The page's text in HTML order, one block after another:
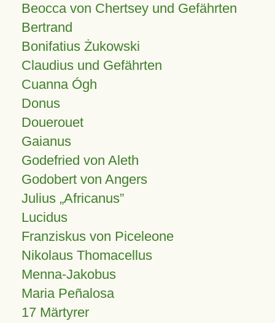
Beocca von Chertsey und Gefährten
Bertrand
Bonifatius Żukowski
Claudius und Gefährten
Cuanna Ógh
Donus
Douerouet
Gaianus
Godefried von Aleth
Godobert von Angers
Julius Africanus
Lucidus
Franziskus von Piceleone
Nikolaus Thomacellus
Menna-Jakobus
Maria Peñalosa
17 Märtyrer